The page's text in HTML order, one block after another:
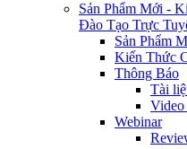
Sản Phẩm Mới -
Đào Tạo Trực
Sản Phẩm
Kiến Thức
Thông Báo
Tài
Video
Webinar